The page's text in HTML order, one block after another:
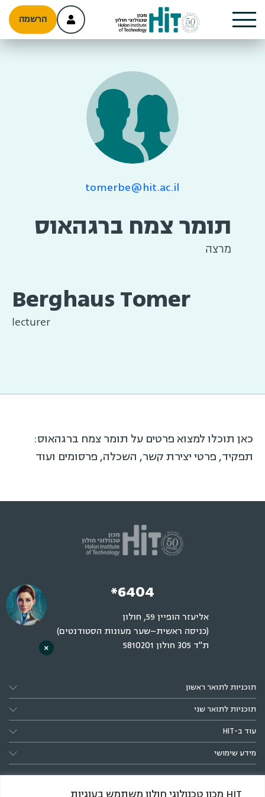
הרשמה
tomerbe@hit.ac.il
תומר צמח ברגהאוס
מרצה
Berghaus Tomer
lecturer
כאן תוכלו למצוא פרטים על תומר צמח ברגהאוס:
תפקיד, פרטי יצירת קשר, השכלה, פרסומים ועוד
*6404
אליעזר הופיין 59, חולון
(כניסה ראשית–שער מעונות הסטודנטים)
ת"ד 305 חולון 5810201
תוכניות לתואר ראשון
תוכניות לתואר שני
עוד ב-HIT
מידע שימושי
×